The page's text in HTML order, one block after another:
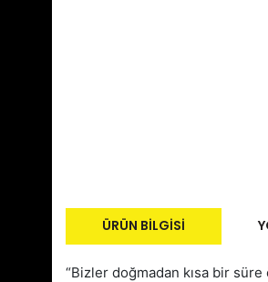
ÜRÜN BILGISI
“Bizler doğmadan kısa bir süre